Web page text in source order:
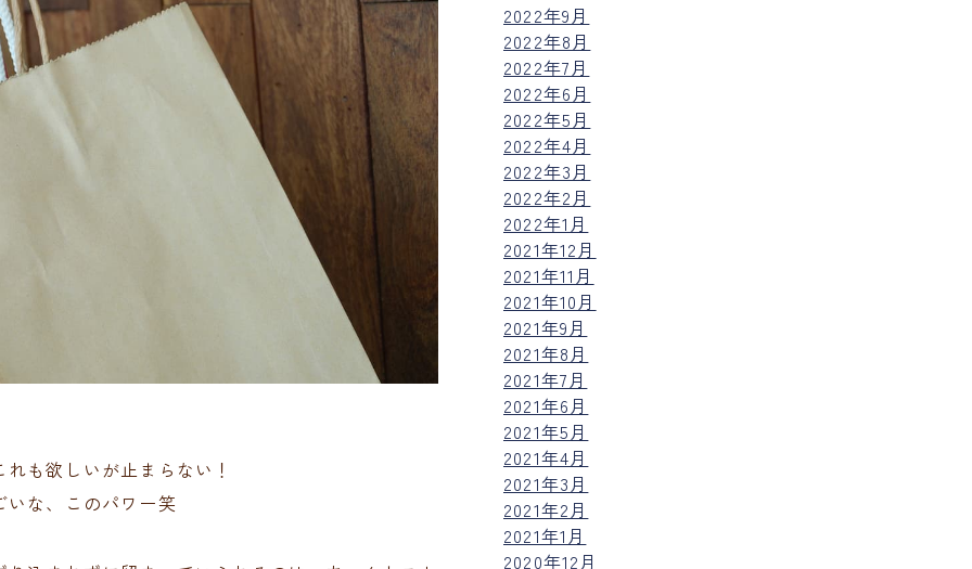
も欲しいが止まらない！
な、このパワー笑
2022年9月
2022年8月
2022年7月
2022年6月
2022年5月
2022年4月
2022年3月
2022年2月
2022年1月
2021年12月
2021年11月
2021年10月
2021年9月
2021年8月
2021年7月
2021年6月
2021年5月
2021年4月
2021年3月
2021年2月
2021年1月
2020年12月